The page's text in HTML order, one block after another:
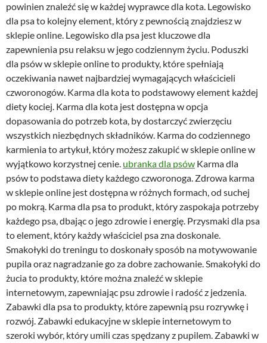
powinien znaleźć się w każdej wyprawce dla kota. Legowisko
dla psa to kolejny element, który z pewnością znajdziesz w
sklepie online. Legowisko dla psa jest kluczowe dla
zapewnienia psu relaksu w jego codziennym życiu. Poduszki
dla psów w sklepie online to produkty, które spełniają
oczekiwania nawet najbardziej wymagających właścicieli
czworonogów. Karma dla kota to podstawowy element każdej
diety kociej. Karma dla kota jest dostępna w opcja
dopasowania do potrzeb kota, by dostarczyć zwierzęciu
wszystkich niezbędnych składników. Karma do codziennego
karmienia to artykuł, który możesz zakupić w sklepie online w
wyjątkowo korzystnej cenie. ubranka dla psów Karma dla
psów to podstawa diety każdego czworonoga. Zdrowa karma
w sklepie online jest dostępna w różnych formach, od suchej
po mokrą. Karma dla psa to produkt, który zaspokaja potrzeby
każdego psa, dbając o jego zdrowie i energię. Przysmaki dla psa
to element, który każdy właściciel psa zna doskonale.
Smakołyki do treningu to doskonały sposób na motywowanie
pupila oraz nagradzanie go za dobre zachowanie. Smakołyki do
żucia to produkty, które można znaleźć w sklepie
internetowym, zapewniając psu zdrowie i radość z jedzenia.
Zabawki dla psa to produkty, które zapewnią psu rozrywkę i
rozwój. Zabawki edukacyjne w sklepie internetowym to
szeroki wybór, który umili czas spędzany z pupilem. Zabawki w